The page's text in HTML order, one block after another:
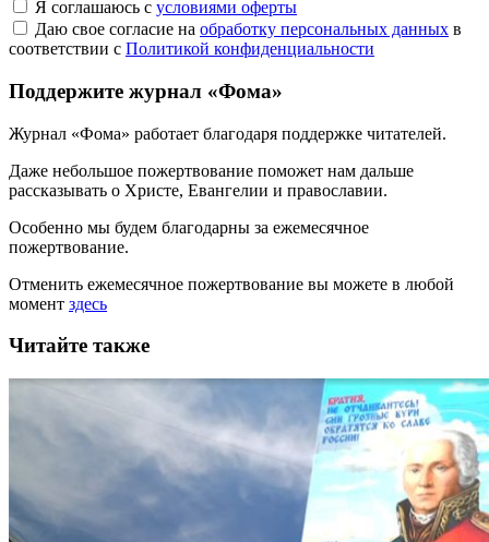
Я соглашаюсь с условиями оферты
Даю свое согласие на обработку персональных данных в
соответствии с Политикой конфиденциальности
Поддержите журнал «Фома»
Журнал «Фома» работает благодаря поддержке читателей.
Даже небольшое пожертвование поможет нам дальше
рассказывать о Христе, Евангелии и православии.
Особенно мы будем благодарны за ежемесячное
пожертвование.
Отменить ежемесячное пожертвование вы можете в любой
момент здесь
Читайте также